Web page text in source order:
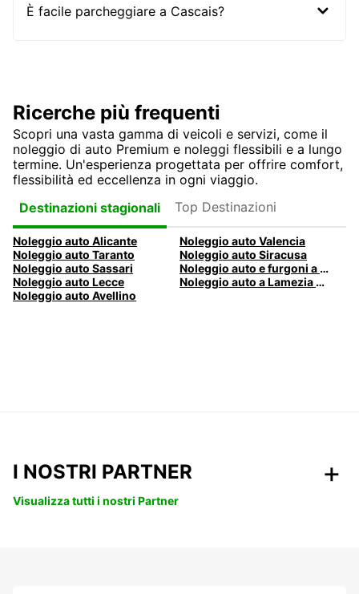
È facile parcheggiare a Cascais?
Ricerche più frequenti
Scopri una vasta gamma di veicoli e servizi, come il
noleggio di auto Premium e noleggi flessibili e a lungo
termine. Un'esperienza progettata per offrire comfort,
flessibilità ed eccellenza in ogni viaggio.
Destinazioni stagionali
Top Destinazioni
Noleggio auto Alicante
Noleggio auto Valencia
Noleggio auto Taranto
Noleggio auto Siracusa
Noleggio auto Sassari
Noleggio auto e furgoni a Pescara
Noleggio auto Lecce
Noleggio auto a Lamezia Terme, Italia
Noleggio auto Avellino
I NOSTRI PARTNER
Visualizza tutti i nostri Partner